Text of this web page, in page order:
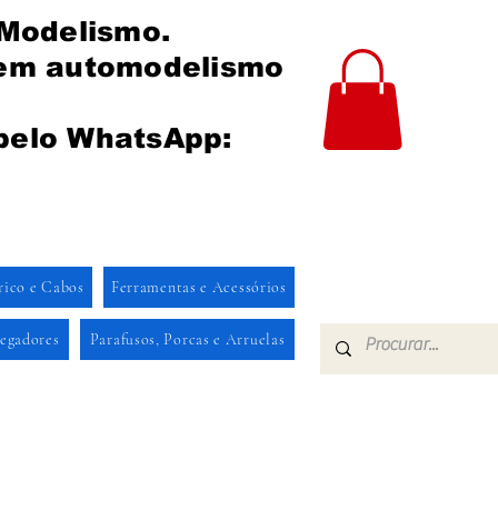
automodelismo
WhatsApp:
e Cabos Ferramentas e Acessórios
Parafusos, Porcas e Arruelas